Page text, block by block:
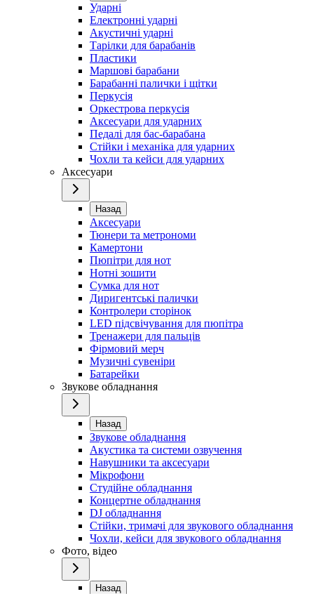
Ударні
Електронні ударні
Акустичні ударні
Тарілки для барабанів
Пластики
Маршові барабани
Барабанні палички і щітки
Перкусія
Оркестрова перкусія
Аксесуари для ударних
Педалі для бас-барабана
Стійки і механіка для ударних
Чохли та кейси для ударних
Аксесуари
Назад
Аксесуари
Тюнери та метрономи
Камертони
Пюпітри для нот
Нотні зошити
Сумка для нот
Диригентські палички
Контролери сторінок
LED підсвічування для пюпітра
Тренажери для пальців
Фірмовий мерч
Музичні сувеніри
Батарейки
Звукове обладнання
Назад
Звукове обладнання
Акустика та системи озвучення
Навушники та аксесуари
Мікрофони
Студійне обладнання
Концертне обладнання
DJ обладнання
Стійки, тримачі для звукового обладнання
Чохли, кейси для звукового обладнання
Фото, відео
Назад